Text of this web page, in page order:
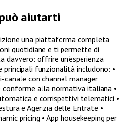
può aiutarti
una piattaforma completa
quotidiane e ti permette di
davvero: offrire un'esperienza
principali funzionalità includono: •
con channel manager
conforme alla normativa italiana •
e corrispettivi telematici •
e Agenzia delle Entrate •
pricing • App housekeeping per